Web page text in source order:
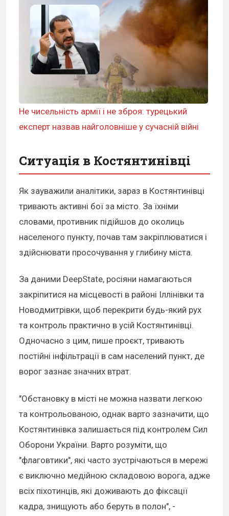
Не чисельність армії і не зброя: турецький
експерт назвав найголовніше у сучасній війні
Ситуація в Костянтинівці
Як зауважили аналітики, зараз в Костянтинівці
тривають активні бої за місто. За їхніми
словами, противник підійшов до околиць
населеного пункту, почав там закріплюватися і
здійснювати просочування у глибину міста.
За даними DeepState, росіяни намагаються
закріпитися на місцевості в районі Іллінівки та
Новодмитрівки, щоб перекрити будь-який рух
та контроль практично в усій Костянтинівці.
Одночасно з цим, пише проєкт, тривають
постійні інфільтрації в сам населений пункт, де
ворог зазнає значних втрат.
"Обстановку в місті не можна назвати легкою
та контрольованою, однак варто зазначити, що
Костянтинівка залишається під контролем Сил
Оборони України. Варто розуміти, що
"флаговтики", які часто зустрічаються в мережі
є виключно медійною складовою ворога, адже
всіх піхотинців, які доживають до фіксації
кадра, знищують або беруть в полон", -